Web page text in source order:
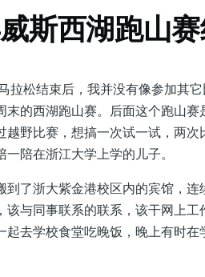
斯西湖跑山
松结束后，我并没有像参加其它
末的西湖跑山赛。后面这个跑山
越野比赛，想搞一次试一试，两
一陪在浙江大学上学的儿子。
了浙大紫金港校区内的宾馆，连
该与同事联系的联系，该干网上
起去学校食堂吃晚饭，晚上有时